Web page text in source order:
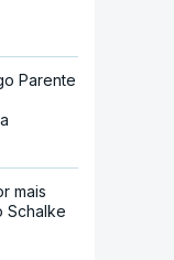
Parente
mais
Schalke